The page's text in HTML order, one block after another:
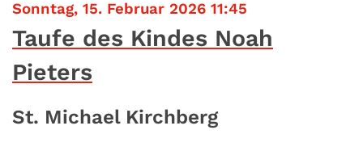
Sonntag, 15. Februar 2026 11:45
Taufe des Kindes Noah
Pieters
St. Michael Kirchberg